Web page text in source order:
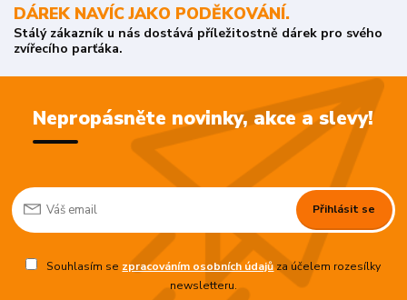
DÁREK NAVÍC JAKO PODĚKOVÁNÍ.
Stálý zákazník u nás dostává příležitostně dárek pro svého
zvířecího parťáka.
Nepropásněte novinky, akce a slevy!
Přihlásit se
Souhlasím se zpracováním osobních údajůza účelem rozesílky
newsletteru.